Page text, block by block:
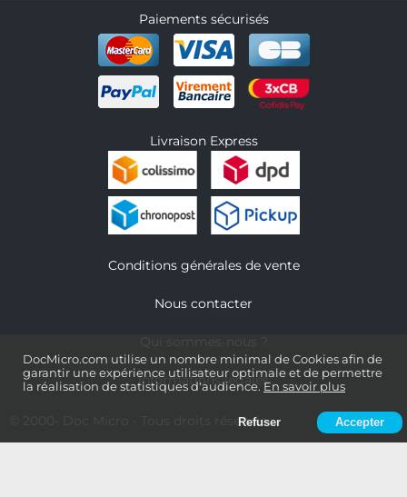
DocMicro.com utilise un nombre minimal de Cookies afin de
garantir une expérience utilisateur optimale et de permettre
la réalisation de statistiques d'audience. En savoir plus
Refuser Accepter
Paiements sécurisés
Livraison Express
Conditions générales de vente
Nous contacter
Informations légales
- Tous droits réservés